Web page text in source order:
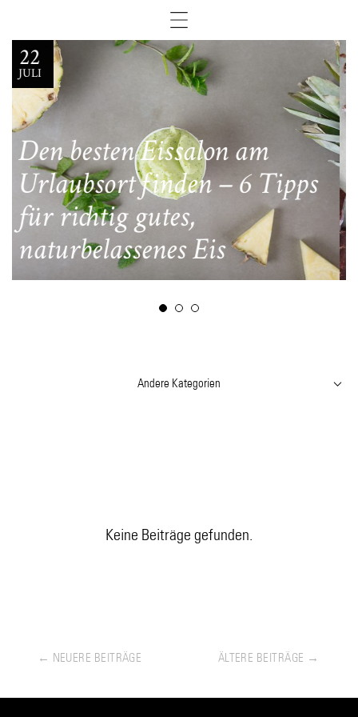
am
– 6 Tipps
Eis
28
NOV.
Pronto
Andere Kategorien
Keine Beiträge gefunden.
← NEUERE BEITRÄGE ÄLTERE BEITRÄGE →